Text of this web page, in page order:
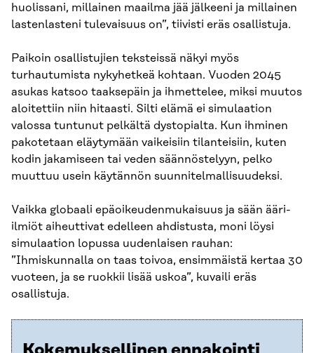
huolissani, millainen maailma jää jälkeeni ja millainen
lastenlasteni tulevaisuus on”, tiivisti eräs osallistuja.
Paikoin osallistujien teksteissä näkyi myös
turhautumista nykyhetkeä kohtaan. Vuoden 2045
asukas katsoo taaksepäin ja ihmettelee, miksi muutos
aloitettiin niin hitaasti. Silti elämä ei simulaation
valossa tuntunut pelkältä dystopialta. Kun ihminen
pakotetaan eläytymään vaikeisiin tilanteisiin, kuten
kodin jakamiseen tai veden säännöstelyyn, pelko
muuttuu usein käytännön suunnitelmallisuudeksi.
Vaikka globaali epäoikeudenmukaisuus ja sään ääri-
ilmiöt aiheuttivat edelleen ahdistusta, moni löysi
simulaation lopussa uudenlaisen rauhan:
”Ihmiskunnalla on taas toivoa, ensimmäistä kertaa 30
vuoteen, ja se ruokkii lisää uskoa”, kuvaili eräs
osallistuja.